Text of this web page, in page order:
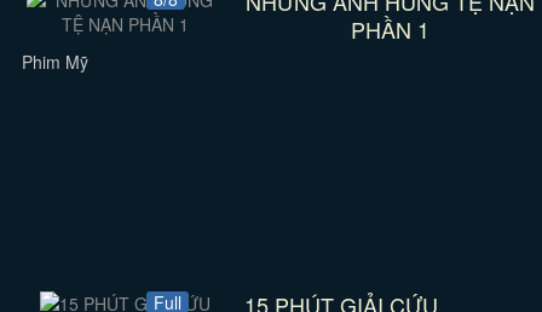
PHẦN 1
Phim Mỹ
Full 15 PHÚT GIẢI CỨU